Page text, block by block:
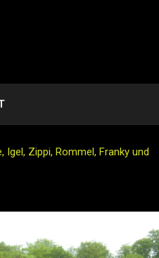
Igel, Zippi, Rommel, Franky und